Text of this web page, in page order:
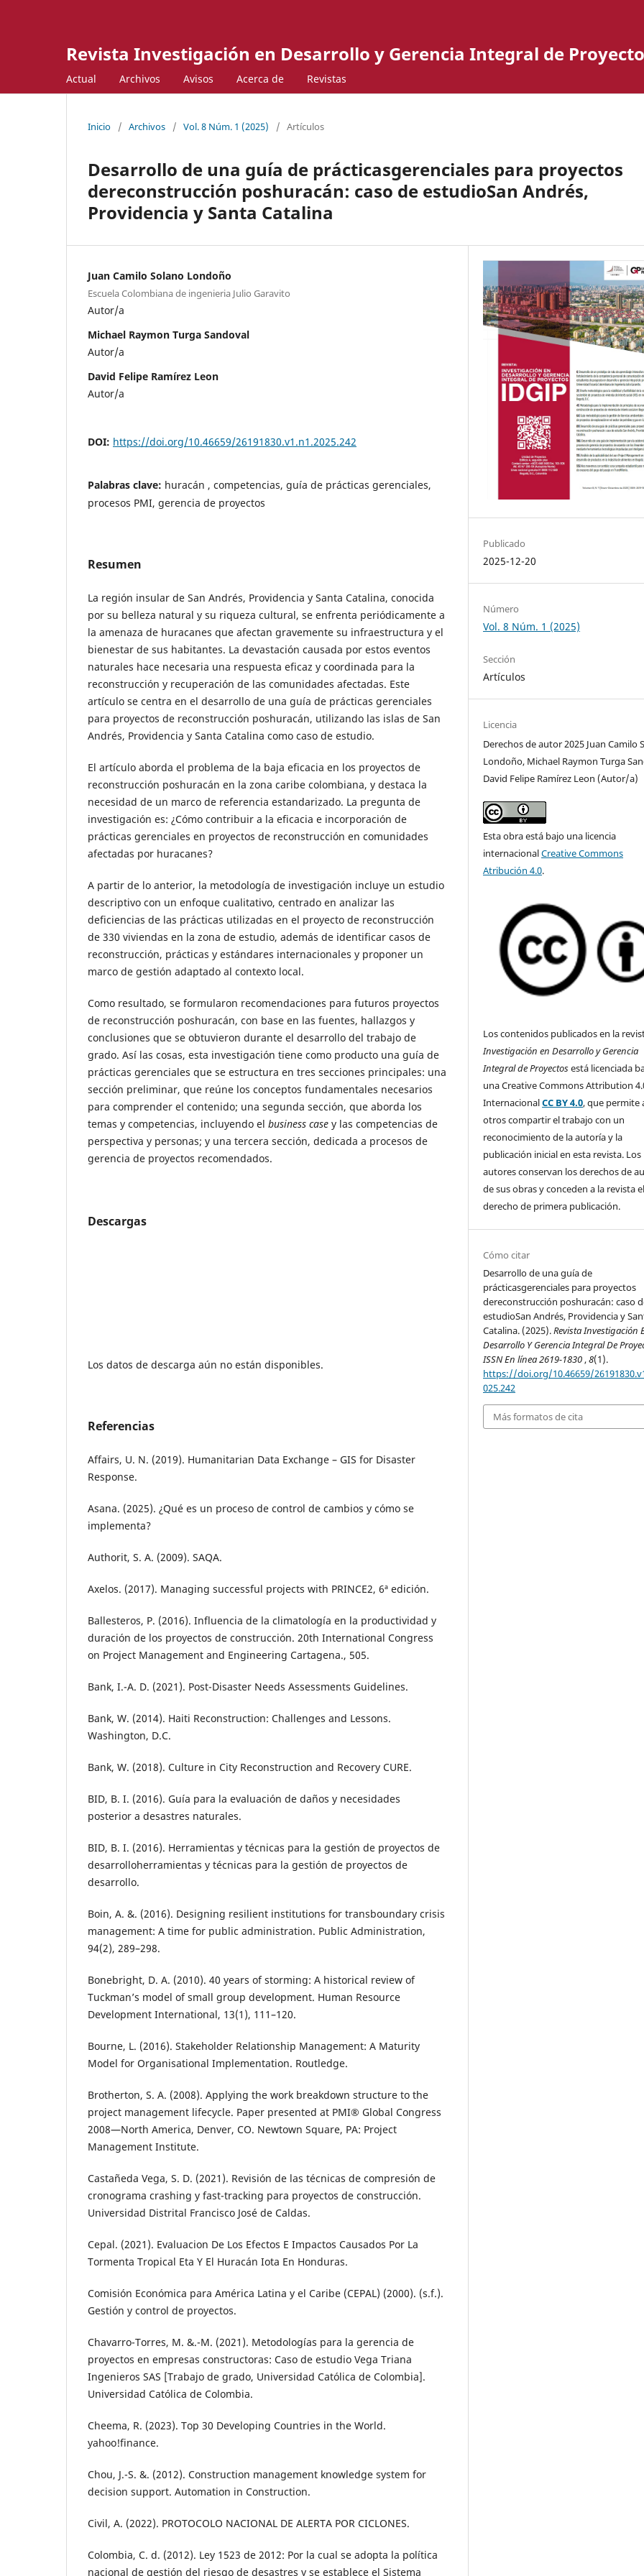
Revista Investigación en Desarrollo y Gerencia Integral de
Actual Archivos Avisos Acerca de Revistas
Inicio / Archivos / Vol. 8 Núm. 1 (2025) / Artículos
Desarrollo de una guía de prácticasgerenciales para proyectos
dereconstrucción poshuracán: caso de estudioSan Andrés,
Providencia y Santa Catalina
Juan Camilo Solano Londoño
Escuela Colombiana de ingenieria Julio Garavito
Autor/a
Michael Raymon Turga Sandoval
Autor/a
David Felipe Ramírez Leon
Autor/a
DOI: https://doi.org/10.46659/26191830.v1.n1.2025.242
Palabras clave: huracán , competencias, guía de prácticas gerenciales,
procesos PMI, gerencia de proyectos
Resumen
La región insular de San Andrés, Providencia y Santa Catalina, conocida
por su belleza natural y su riqueza cultural, se enfrenta periódicamente a
la amenaza de huracanes que afectan gravemente su infraestructura y el
bienestar de sus habitantes. La devastación causada por estos eventos
naturales hace necesaria una respuesta eficaz y coordinada para la
reconstrucción y recuperación de las comunidades afectadas. Este
artículo se centra en el desarrollo de una guía de prácticas gerenciales
para proyectos de reconstrucción poshuracán, utilizando las islas de San
Andrés, Providencia y Santa Catalina como caso de estudio.
El artículo aborda el problema de la baja eficacia en los proyectos de
reconstrucción poshuracán en la zona caribe colombiana, y destaca la
necesidad de un marco de referencia estandarizado. La pregunta de
investigación es: ¿Cómo contribuir a la eficacia e incorporación de
prácticas gerenciales en proyectos de reconstrucción en comunidades
afectadas por huracanes?
A partir de lo anterior, la metodología de investigación incluye un estudio
descriptivo con un enfoque cualitativo, centrado en analizar las
deficiencias de las prácticas utilizadas en el proyecto de reconstrucción
de 330 viviendas en la zona de estudio, además de identificar casos de
reconstrucción, prácticas y estándares internacionales y proponer un
marco de gestión adaptado al contexto local.
Como resultado, se formularon recomendaciones para futuros proyectos
de reconstrucción poshuracán, con base en las fuentes, hallazgos y
conclusiones que se obtuvieron durante el desarrollo del trabajo de
grado. Así las cosas, esta investigación tiene como producto una guía de
prácticas gerenciales que se estructura en tres secciones principales: una
sección preliminar, que reúne los conceptos fundamentales necesarios
para comprender el contenido; una segunda sección, que aborda los
temas y competencias, incluyendo el business case y las competencias de
perspectiva y personas; y una tercera sección, dedicada a procesos de
gerencia de proyectos recomendados.
Descargas
Los datos de descarga aún no están disponibles.
Referencias
Affairs, U. N. (2019). Humanitarian Data Exchange – GIS for Disaster
Response.
Asana. (2025). ¿Qué es un proceso de control de cambios y cómo se
implementa?
Authorit, S. A. (2009). SAQA.
Axelos. (2017). Managing successful projects with PRINCE2, 6ª edición.
Ballesteros, P. (2016). Influencia de la climatología en la productividad y
duración de los proyectos de construcción. 20th International Congress
on Project Management and Engineering Cartagena., 505.
Bank, I.-A. D. (2021). Post-Disaster Needs Assessments Guidelines.
Bank, W. (2014). Haiti Reconstruction: Challenges and Lessons.
Washington, D.C.
Bank, W. (2018). Culture in City Reconstruction and Recovery CURE.
BID, B. I. (2016). Guía para la evaluación de daños y necesidades
posterior a desastres naturales.
BID, B. I. (2016). Herramientas y técnicas para la gestión de proyectos de
desarrolloherramientas y técnicas para la gestión de proyectos de
desarrollo.
Boin, A. &. (2016). Designing resilient institutions for transboundary crisis
management: A time for public administration. Public Administration,
94(2), 289–298.
Bonebright, D. A. (2010). 40 years of storming: A historical review of
Tuckman’s model of small group development. Human Resource
Development International, 13(1), 111–120.
Bourne, L. (2016). Stakeholder Relationship Management: A Maturity
Model for Organisational Implementation. Routledge.
Brotherton, S. A. (2008). Applying the work breakdown structure to the
project management lifecycle. Paper presented at PMI® Global Congress
2008—North America, Denver, CO. Newtown Square, PA: Project
Management Institute.
Castañeda Vega, S. D. (2021). Revisión de las técnicas de compresión de
cronograma crashing y fast-tracking para proyectos de construcción.
Universidad Distrital Francisco José de Caldas.
Cepal. (2021). Evaluacion De Los Efectos E Impactos Causados Por La
Tormenta Tropical Eta Y El Huracán Iota En Honduras.
Comisión Económica para América Latina y el Caribe (CEPAL) (2000). (s.f.).
Gestión y control de proyectos.
Chavarro-Torres, M. &.-M. (2021). Metodologías para la gerencia de
proyectos en empresas constructoras: Caso de estudio Vega Triana
Ingenieros SAS [Trabajo de grado, Universidad Católica de Colombia].
Universidad Católica de Colombia.
Cheema, R. (2023). Top 30 Developing Countries in the World.
yahoo!finance.
Chou, J.-S. &. (2012). Construction management knowledge system for
decision support. Automation in Construction.
Civil, A. (2022). PROTOCOLO NACIONAL DE ALERTA POR CICLONES.
Colombia, C. d. (2012). Ley 1523 de 2012: Por la cual se adopta la política
nacional de gestión del riesgo de desastres y se establece el Sistema
Publicado
2025-12-20
Número
Vol. 8 Núm. 1 (2025)
Sección
Artículos
Licencia
Derechos de autor 2025 Juan Camilo
Londoño, Michael Raymon Turga
David Felipe Ramírez Leon (Autor/a)
Esta obra está bajo una licencia
internacionalCreative Commons
Atribución 4.0.
Los contenidos publicados en la
Investigación en Desarrollo y Gerencia
Integral de Proyectosestá licenciada
una Creative Commons Attribution
InternacionalCC BY 4.0, que permite
otros compartir el trabajo con un
reconocimiento de la autoría y la
publicación inicial en esta revista. Los
autores conservan los derechos de
de sus obras y conceden a la revista el
derecho de primera publicación.
Cómo citar
Desarrollo de una guía de
prácticasgerenciales para proyectos
dereconstrucción poshuracán: caso
estudioSan Andrés, Providencia y
Catalina. (2025).Revista Investigación
Desarrollo Y Gerencia Integral De
ISSN En línea 2619-1830,8(1).
https://doi.org/10.46659/
025.242
Más formatos de cita